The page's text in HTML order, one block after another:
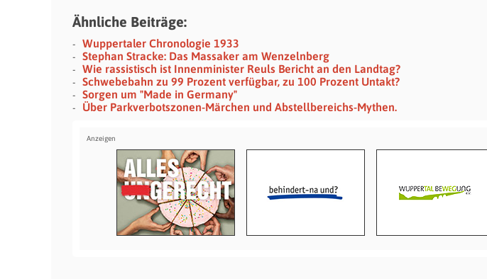
Ähnliche Beiträge:
Wuppertaler Chronologie 1933
Stephan Stracke: Das Massaker am Wenzelnberg
Wie rassistisch ist Innenminister Reuls Bericht an den Landtag?
Schwebebahn zu 99 Prozent verfügbar, zu 100 Prozent Untakt?
Sorgen um "Made in Germany"
Über Parkverbotszonen-Märchen und Abstellbereichs-Mythen.